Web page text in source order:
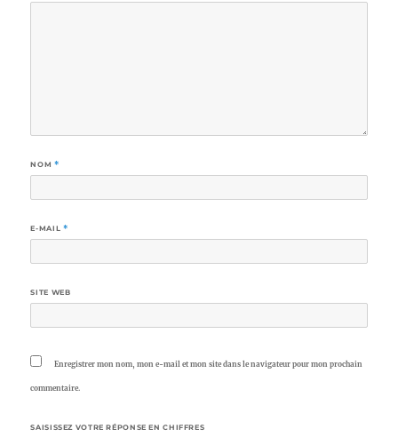
NOM *
E-MAIL *
SITE WEB
Enregistrer mon nom, mon e-mail et mon site dans le navigateur pour mon prochain
commentaire.
SAISISSEZ VOTRE RÉPONSE EN CHIFFRES